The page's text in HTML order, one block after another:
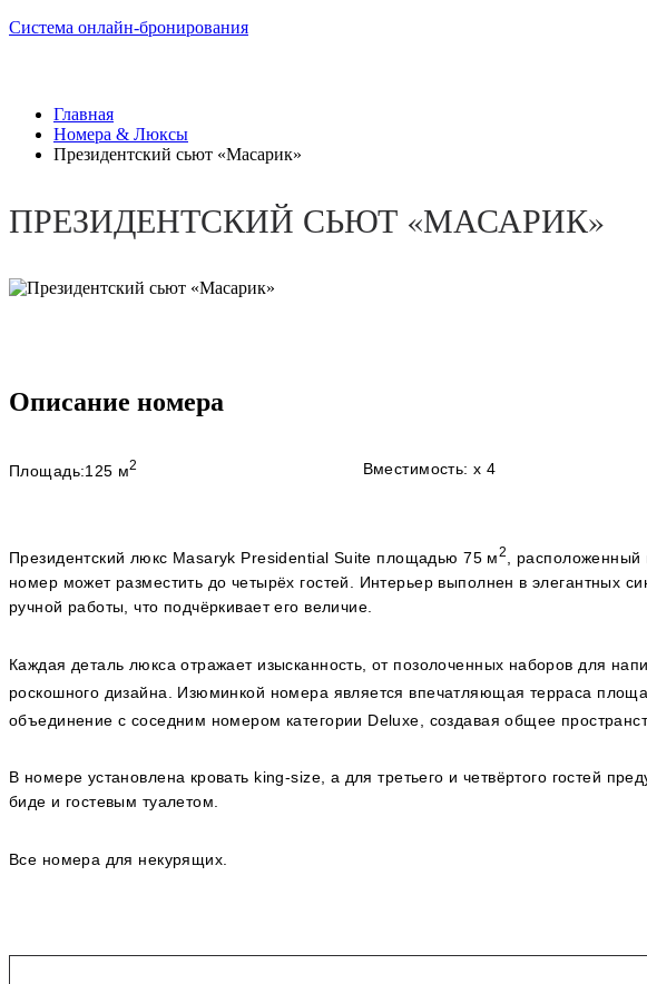
Система онлайн-бронирования
Главная
Номера & Люксы
Президентский сьют «Масарик»
ПРЕЗИДЕНТСКИЙ СЬЮТ «МАСАРИК»
Описание номера
Площадь:125 м2 Вместимость: x 4
Президентский люкс Masaryk Presidential Suite площадью 75 м2
,
номер может разместить до четырёх гостей. Интерьер выполнен в элегантных
ручной работы, что подчёркивает его величие.
Каждая деталь люкса отражает изысканность, от позолоченных наборов для
роскошного дизайна. Изюминкой номера является впечатляющая терраса
объединение с соседним номером категории Deluxe, создавая общее
В номере установлена кровать king-size, а для третьего и четвёртого гостей
биде и гостевым туалетом.
Все номера для некурящих.